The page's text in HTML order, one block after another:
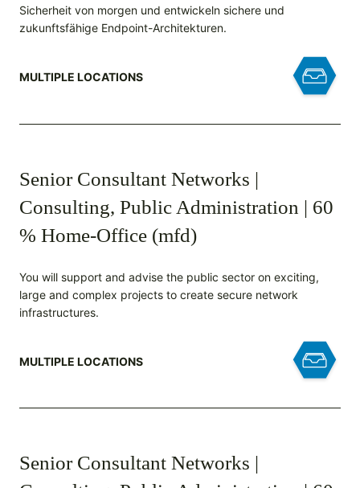
Sicherheit von morgen und entwickeln sichere und
zukunftsfähige Endpoint-Architekturen.
MULTIPLE LOCATIONS
Senior Consultant Networks |
Consulting, Public Administration | 60
% Home-Office (mfd)
You will support and advise the public sector on exciting,
large and complex projects to create secure network
infrastructures.
MULTIPLE LOCATIONS
Senior Consultant Networks |